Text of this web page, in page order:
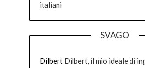
italiani
SVAGO
DilbertDilbert, il mio ideale di